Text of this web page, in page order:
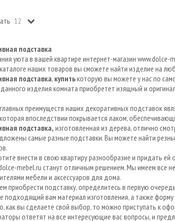
подставка
уюта в вашей квартире интернет-магазин www.dolce-
наших товаров вы сможете найти изделие на
подставка, купитькоторую вы можете у нас по
изделия комната приобретет изящный и
преимуществ наших декоративных подставок
впоследствии покрывается лаком,
подставка, изготовленная из дерева, отлично
самые разные подставки. Вы можете найти
внести в свою квартиру разнообразие и придать
mebel.ru станут отличным решением. Мы имеем все
мебели и аксессуаров для дома.
приобрести подставку, определитесь в первую
подходящий вам материал изготовления, а также
как вы сделаете свой выбор, то можно приступать к
ответят на все интересующие вас вопросы, и